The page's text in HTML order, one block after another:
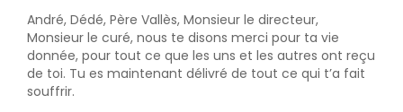
André, Dédé, Père Vallès, Monsieur le directeur,
Monsieur le curé, nous te disons merci pour ta vie
donnée, pour tout ce que les uns et les autres ont reçu
de toi. Tu es maintenant délivré de tout ce qui t’a fait
souffrir.